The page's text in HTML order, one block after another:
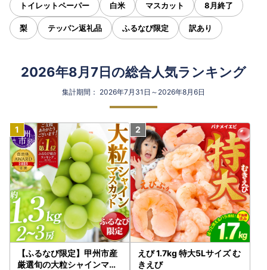
トイレットペーパー 白米 マスカット 8月終了
梨 テッパン返礼品 ふるなび限定 訳あり
2026年8月7日の総合人気ランキング
集計期間： 2026年7月31日～2026年8月6日
【ふるなび限定】甲州市産
厳選旬の大粒シャインマス
えび 1.7kg 特大5Lサイズ む
きえび